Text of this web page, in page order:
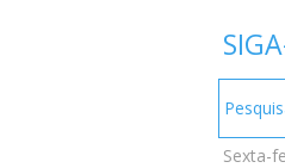
Sexta-